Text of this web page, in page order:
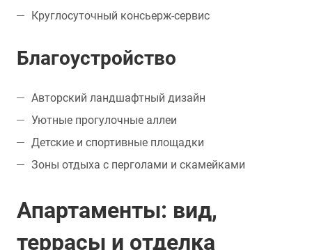
Круглосуточный консьерж-сервис
Благоустройство
Авторский ландшафтный дизайн
Уютные прогулочные аллеи
Детские и спортивные площадки
Зоны отдыха с перголами и скамейками
Апартаменты: вид,
террасы и отделка